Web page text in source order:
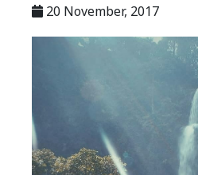
20 November, 2017